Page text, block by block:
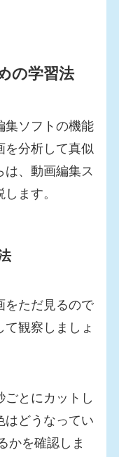
の学習法
集ソフトの機能
を分析して真似
は、動画編集ス
ます。
をただ見るので
観察しましょ
ごとにカットし
はどうなってい
かを確認しま